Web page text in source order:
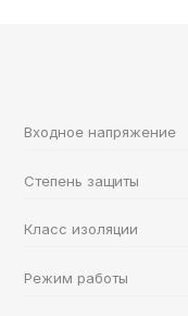
Входное напряжение
Степень защиты
Класс изоляции
Режим работы